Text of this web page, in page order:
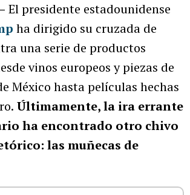
El presidente estadounidense
ha dirigido su cruzada de
una serie de productos
vinos europeos y piezas de
México hasta películas hechas
Últimamente, la ira errante
ha encontrado otro chivo
las muñecas de